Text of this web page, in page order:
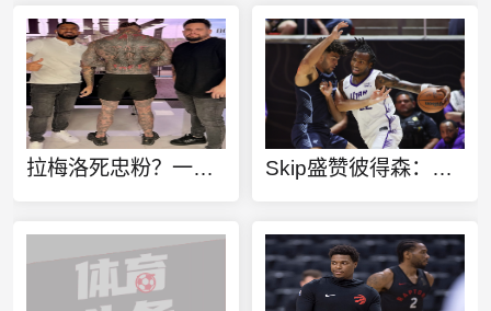
拉梅洛死忠粉？一球迷100%还原拉梅洛·鲍尔的满背纹身 Skip盛赞彼得森：选秀前我就说了 他会是本届最强球员